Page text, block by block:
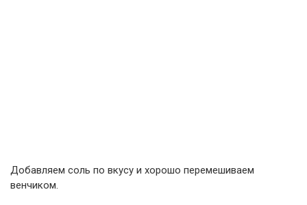
Добавляем соль по вкусу и хорошо перемешиваем
венчиком.